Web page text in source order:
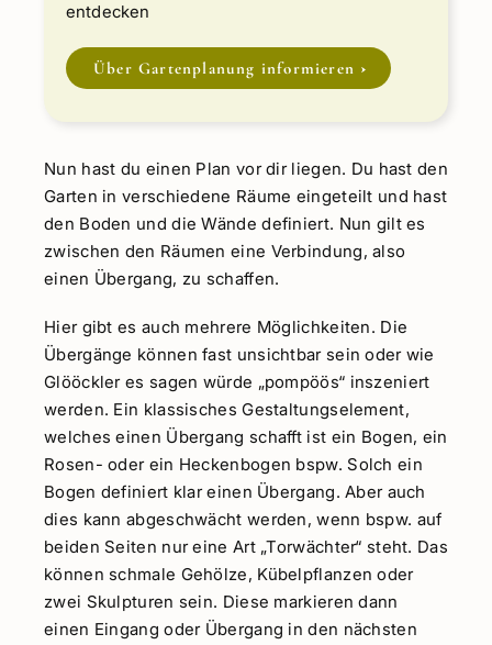
entdecken
Über Gartenplanung informieren
Nun hast du einen Plan vor dir liegen. Du hast den
Garten in verschiedene Räume eingeteilt und hast
den Boden und die Wände definiert. Nun gilt es
zwischen den Räumen eine Verbindung, also
einen Übergang, zu schaffen.
Hier gibt es auch mehrere Möglichkeiten. Die
Übergänge können fast unsichtbar sein oder wie
Glööckler es sagen würde „pompöös“ inszeniert
werden. Ein klassisches Gestaltungselement,
welches einen Übergang schafft ist ein Bogen, ein
Rosen- oder ein Heckenbogen bspw. Solch ein
Bogen definiert klar einen Übergang. Aber auch
dies kann abgeschwächt werden, wenn bspw. auf
beiden Seiten nur eine Art „Torwächter“ steht. Das
können schmale Gehölze, Kübelpflanzen oder
zwei Skulpturen sein. Diese markieren dann
einen Eingang oder Übergang in den nächsten